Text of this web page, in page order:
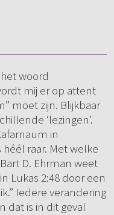
woord
mij er op attent
moet zijn. Blijkbaar
‘lezingen’.
in
raar. Met welke
D. Ehrman weet
Lukas 2:48 door een
Iedere verandering
dat is in dit geval